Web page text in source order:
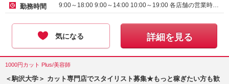
勤務時間 9:00～18:00 9:00～14:00 10:00～19:00 各店舗の営業時…
気になる 詳細を見る
1000円カット Plus/美容師
＜駒沢大学＞ カット専門店でスタイリスト募集★もっと稼ぎたい方も歓